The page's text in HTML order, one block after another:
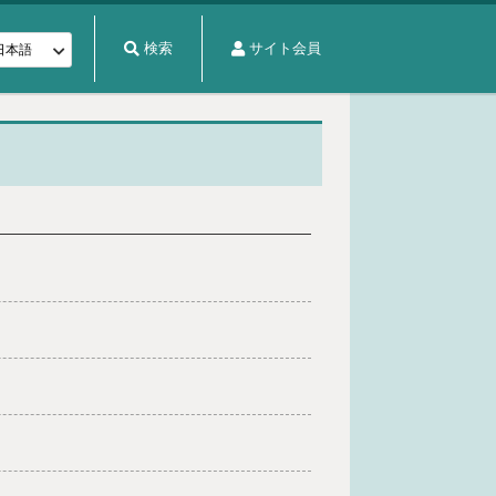
検索 サイト会員